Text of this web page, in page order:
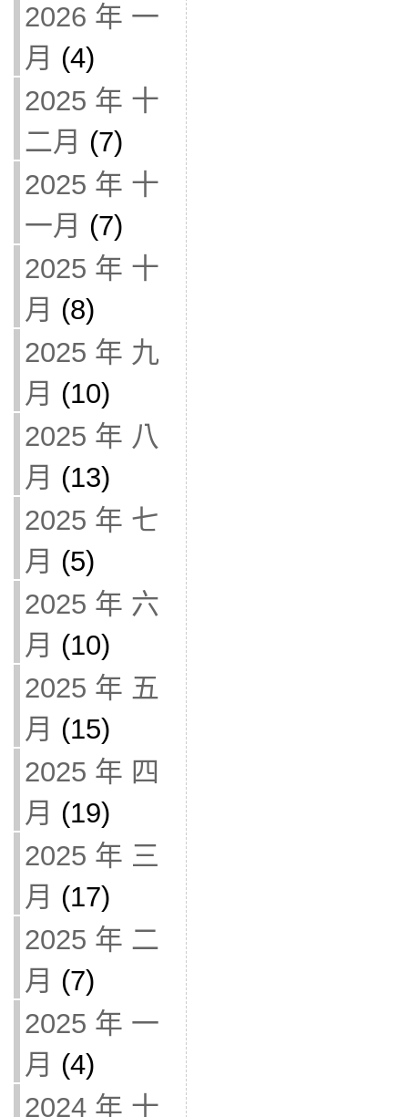
2026 年 一
月 (4)
2025 年 十
二月 (7)
2025 年 十
一月 (7)
2025 年 十
月 (8)
2025 年 九
月 (10)
2025 年 八
月 (13)
2025 年 七
月 (5)
2025 年 六
月 (10)
2025 年 五
月 (15)
2025 年 四
月 (19)
2025 年 三
月 (17)
2025 年 二
月 (7)
2025 年 一
月 (4)
2024 年 十